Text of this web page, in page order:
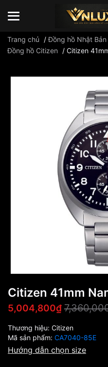
Trang chủ /Đồng hồ Nhật Bản
Đồng hồ Citizen
/ Citizen
Citizen 41mm
5,004,800₫
Thương hiệu: Citizen
Mã sản phẩm: CA7040-85E
Hướng dẫn chọn size